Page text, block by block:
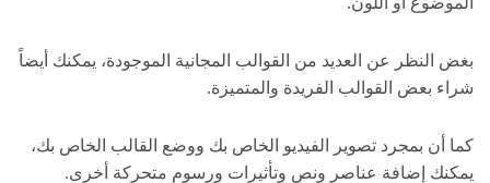
بغض النظر عن العديد من القوالب المجانية الموجودة، يمكنك أيضاً
شراء بعض القوالب الفريدة والمتميزة.
كما أن بمجرد تصوير الفيديو الخاص بك ووضع القالب الخاص بك،
يمكنك إضافة عناصر ونص وتأثيرات ورسوم متحركة أخرى.